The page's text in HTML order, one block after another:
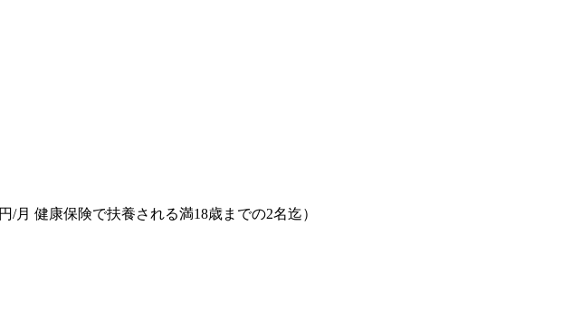
/月 健康保険で扶養される満18歳までの2名迄）